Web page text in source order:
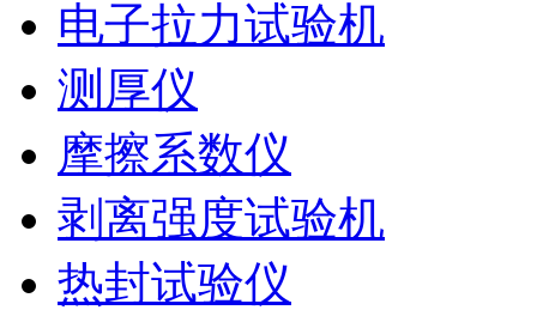
电子拉力试验机
测厚仪
摩擦系数仪
剥离强度试验机
热封试验仪